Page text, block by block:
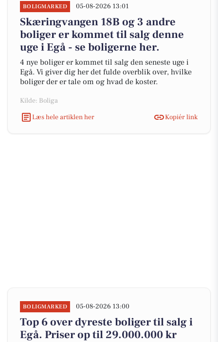
BOLIGMARKED 05-08-2026 13:01
Skæringvangen 18B og 3 andre
boliger er kommet til salg denne
uge i Egå - se boligerne her.
4 nye boliger er kommet til salg den seneste uge i
Egå. Vi giver dig her det fulde overblik over, hvilke
boliger der er tale om og hvad de koster.
Kilde: Boliga
Læs hele artiklen her
Kopiér link
BOLIGMARKED 05-08-2026 13:00
Top 6 over dyreste boliger til salg i
Egå. Priser op til 29.000.000 kr